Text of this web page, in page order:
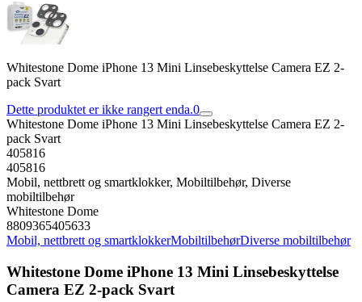
Whitestone Dome iPhone 13 Mini Linsebeskyttelse Camera EZ 2-
pack Svart
Dette produktet er ikke rangert enda.0
Whitestone Dome iPhone 13 Mini Linsebeskyttelse Camera EZ 2-
pack Svart
405816
405816
Mobil, nettbrett og smartklokker, Mobiltilbehør, Diverse
mobiltilbehør
Whitestone Dome
8809365405633
Mobil, nettbrett og smartklokkerMobiltilbehørDiverse mobiltilbehør
Whitestone Dome iPhone 13 Mini Linsebeskyttelse
Camera EZ 2-pack Svart